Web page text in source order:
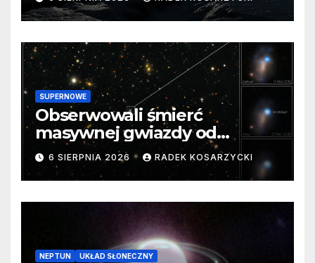
SUPERNOWE
Obserwowali śmierć
masywnej gwiazdy od
samego początku. Niezwykle
cenne dane
6 SIERPNIA 2026 RADEK KOSARZYCKI
NEPTUN UKŁAD SŁONECZNY